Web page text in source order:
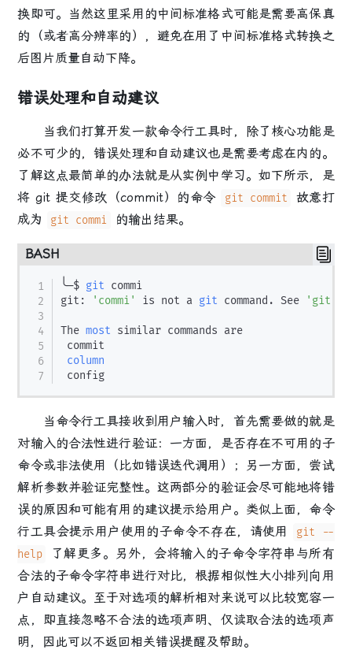
换即可。当然这里采用的中间标准格式可能是需要高保真
的（或者高分辨率的），避免在用了中间标准格式转换之
后图片质量自动下降。
错误处理和自动建议
当我们打算开发一款命令行工具时，除了核心功能是
必不可少的，错误处理和自动建议也是需要考虑在内的。
了解这点最简单的办法就是从实例中学习。如下所示，是
将 git 提交修改（commit）的命令
git commit
故意打
成为
git commi 的输出结果。
BASH
╰─$ git commi
git:
'commi' is not a git command. See 'git --
The most similar commands are
commit
column
当命令行工具接收到用户输入时，首先需要做的就是
对输入的合法性进行验证：一方面，是否存在不可用的子
命令或非法使用（比如错误迭代调用）；另一方面，尝试
解析参数并验证完整性。这两部分的验证会尽可能地将错
误的原因和可能有用的建议提示给用户。类似上面，命令
行工具会提示用户使用的子命令不存在，请使用
git --
help
了解更多。另外，会将输入的子命令字符串与所有
合法的子命令字符串进行对比，根据相似性大小排列向用
户自动建议。至于对选项的解析相对来说可以比较宽容一
点，即直接忽略不合法的选项声明、仅读取合法的选项声
明，因此可以不返回相关错误提醒及帮助。